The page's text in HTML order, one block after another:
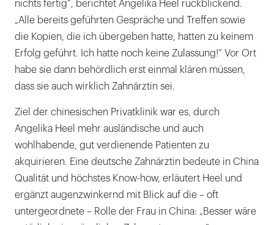
nichts fertig“, berichtet Angelika Heel rückblickend.
„Alle bereits geführten Gespräche und Treffen sowie
die Kopien, die ich übergeben hatte, hatten zu keinem
Erfolg geführt. Ich hatte noch keine Zulassung!“ Vor Ort
habe sie dann behördlich erst einmal klären müssen,
dass sie auch wirklich Zahnärztin sei.
Ziel der chinesischen Privatklinik war es, durch
Angelika Heel mehr ausländische und auch
wohlhabende, gut verdienende Patienten zu
akquirieren. Eine deutsche Zahnärztin bedeute in China
Qualität und höchstes Know-how, erläutert Heel und
ergänzt augenzwinkernd mit Blick auf die – oft
untergeordnete – Rolle der Frau in China: „Besser wäre